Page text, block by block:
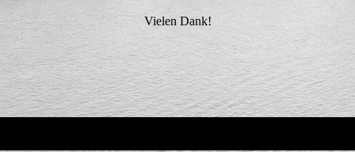
Vielen Dank!